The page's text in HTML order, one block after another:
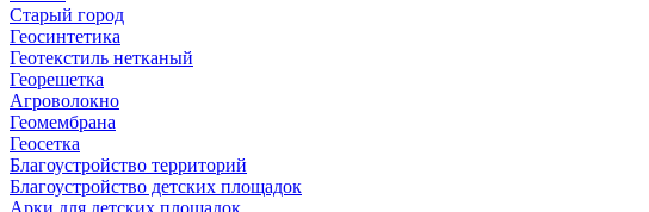
Старый город
Геосинтетика
Геотекстиль нетканый
Георешетка
Агроволокно
Геомембрана
Геосетка
Благоустройство территорий
Благоустройство детских площадок
Арки для детских площадок